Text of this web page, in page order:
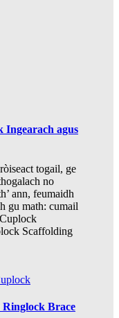
Ingearach agus
togail, ge
no
ann, feumaidh
gu math: cumail
Scaffolding
Ringlock Brace